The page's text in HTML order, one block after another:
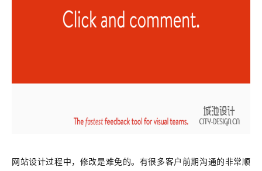
网站设计过程中，修改是难免的。有很多客户前期沟通的非常顺